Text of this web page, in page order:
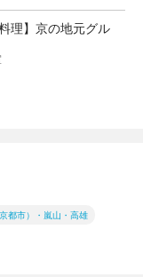
理】京の地元グル
都市）・嵐山・高雄